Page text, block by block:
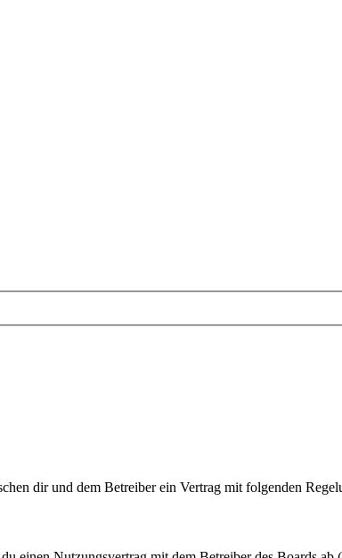
dir und dem Betreiber ein Vertrag mit folgenden